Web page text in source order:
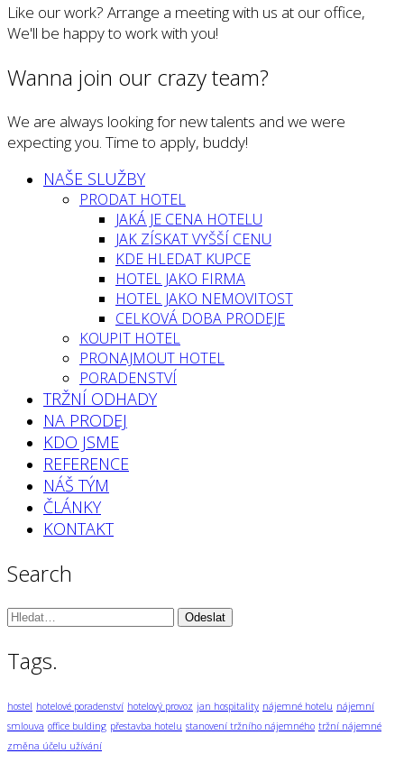
Like our work? Arrange a meeting with us at our office,
We'll be happy to work with you!
Wanna join our crazy team?
We are always looking for new talents and we were
expecting you. Time to apply, buddy!
NAŠE SLUŽBY
PRODAT HOTEL
JAKÁ JE CENA HOTELU
JAK ZÍSKAT VYŠŠÍ CENU
KDE HLEDAT KUPCE
HOTEL JAKO FIRMA
HOTEL JAKO NEMOVITOST
CELKOVÁ DOBA PRODEJE
KOUPIT HOTEL
PRONAJMOUT HOTEL
PORADENSTVÍ
TRŽNÍ ODHADY
NA PRODEJ
KDO JSME
REFERENCE
NÁŠ TÝM
ČLÁNKY
KONTAKT
Search
Vyhledávání:
Tags.
hostel hotelové poradenství hotelový provoz jan hospitality nájemné hotelu nájemní
smlouva office bulding přestavba hotelu stanovení tržního nájemného tržní nájemné
změna účelu užívání